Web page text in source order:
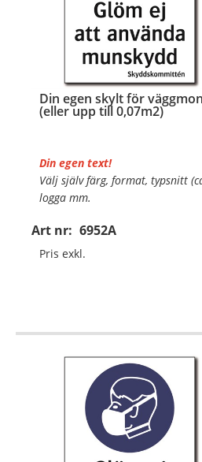
Din egen skylt för
(eller upp till 0,07m2)
Art nr: 6952A
Din egen text!
Välj själv färg, format, typsnitt
logga mm.
Material:Plan aluminium,
Mått:210x297mm (eller
Pris exkl.